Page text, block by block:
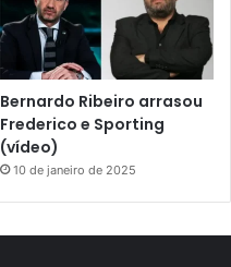
Bernardo Ribeiro arrasou
Frederico e Sporting
(vídeo)
10 de janeiro de 2025